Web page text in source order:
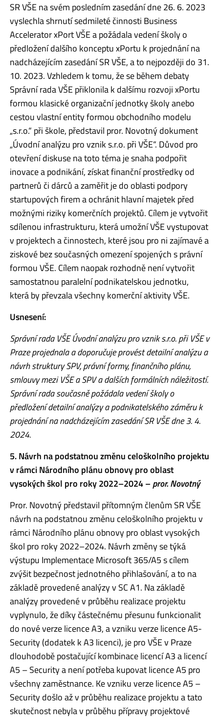
SR VŠE na svém posledním zasedání dne 26. 6. 2023
vyslechla shrnutí sedmileté činnosti Business
Accelerator xPort VŠE a požádala vedení školy o
předložení dalšího konceptu xPortu k projednání na
nadcházejícím zasedání SR VŠE, a to nejpozději do 31.
10. 2023. Vzhledem k tomu, že se během debaty
Správní rada VŠE přiklonila k dalšímu rozvoji xPortu
formou klasické organizační jednotky školy anebo
cestou vlastní entity formou obchodního modelu
„s.r.o.“ při škole, představil pror. Novotný dokument
„Úvodní analýzu pro vznik s.r.o. při VŠE“. Důvod pro
otevření diskuse na toto téma je snaha podpořit
inovace a podnikání, získat finanční prostředky od
partnerů či dárců a zaměřit je do oblasti podpory
startupových firem a ochránit hlavní majetek před
možnými riziky komerčních projektů. Cílem je vytvořit
sdílenou infrastrukturu, která umožní VŠE vystupovat
v projektech a činnostech, které jsou pro ni zajímavé a
ziskové bez současných omezení spojených s právní
formou VŠE. Cílem naopak rozhodně není vytvořit
samostatnou paralelní podnikatelskou jednotku,
která by převzala všechny komerční aktivity VŠE.
Usnesení:
Správní rada VŠE Úvodní analýzu pro vznik s.r.o. při VŠE v
Praze projednala a doporučuje provést detailní analýzu a
návrh struktury SPV, právní formy, finančního plánu,
smlouvy mezi VŠE a SPV a dalších formálních náležitostí.
Správní rada současně požádala vedení školy o
předložení detailní analýzy a podnikatelského záměru k
projednání na nadcházejícím zasedání SR VŠE dne 3. 4.
2024.
5. Návrh na podstatnou změnu celoškolního projektu
v rámci Národního plánu obnovy pro oblast
vysokých škol pro roky 2022–2024 –pror. Novotný
Pror. Novotný představil přítomným členům SR VŠE
návrh na podstatnou změnu celoškolního projektu v
rámci Národního plánu obnovy pro oblast vysokých
škol pro roky 2022–2024. Návrh změny se týká
výstupu Implementace Microsoft 365/A5 s cílem
zvýšit bezpečnost jednotného přihlašování, a to na
základě provedené analýzy v SC A1. Na základě
analýzy provedené v průběhu realizace projektu
vyplynulo, že díky částečnému přesunu funkcionalit
do nové verze licence A3, a vzniku verze licence A5-
Security (dodatek k A3 licenci), je pro VŠE v Praze
dlouhodobě postačující kombinace licencí A3 a licencí
A5 – Security a není potřeba kupovat licence A5 pro
všechny zaměstnance. Ke vzniku verze licence A5 –
Security došlo až v průběhu realizace projektu a tato
skutečnost nebyla v průběhu přípravy projektové